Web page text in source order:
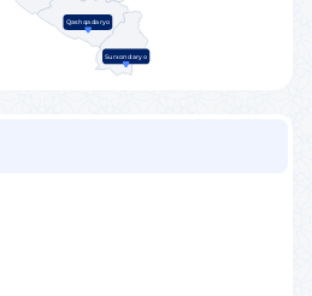
Surxondaryo
Qashqadaryo